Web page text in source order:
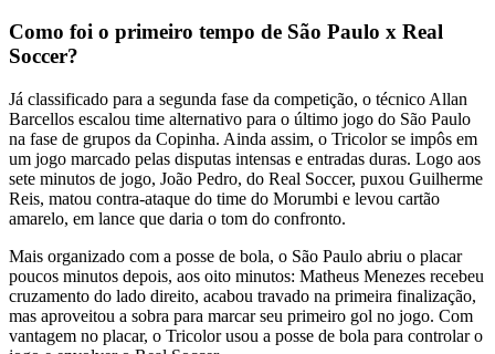
Como foi o primeiro tempo de São Paulo x Real
Soccer?
Já classificado para a segunda fase da competição, o técnico Allan
Barcellos escalou time alternativo para o último jogo do São Paulo
na fase de grupos da Copinha. Ainda assim, o Tricolor se impôs em
um jogo marcado pelas disputas intensas e entradas duras. Logo aos
sete minutos de jogo, João Pedro, do Real Soccer, puxou Guilherme
Reis, matou contra-ataque do time do Morumbi e levou cartão
amarelo, em lance que daria o tom do confronto.
Mais organizado com a posse de bola, o São Paulo abriu o placar
poucos minutos depois, aos oito minutos: Matheus Menezes recebeu
cruzamento do lado direito, acabou travado na primeira finalização,
mas aproveitou a sobra para marcar seu primeiro gol no jogo. Com
vantagem no placar, o Tricolor usou a posse de bola para controlar o